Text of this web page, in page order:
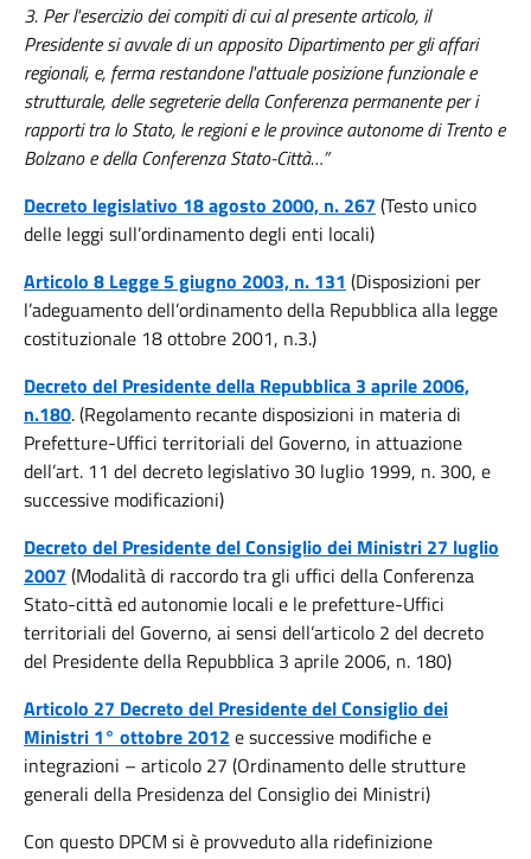
3. Per l'esercizio dei compiti di cui al presente articolo, il
Presidente si avvale di un apposito Dipartimento per gli affari
regionali, e, ferma restandone l'attuale posizione funzionale e
strutturale, delle segreterie della Conferenza permanente per i
rapporti tra lo Stato, le regioni e le province autonome di Trento e
Bolzano e della Conferenza Stato-Città…”
Decreto legislativo 18 agosto 2000, n. 267 (Testo unico
delle leggi sull’ordinamento degli enti locali)
Articolo 8 Legge 5 giugno 2003, n. 131 (Disposizioni per
l’adeguamento dell’ordinamento della Repubblica alla legge
costituzionale 18 ottobre 2001, n.3.)
Decreto del Presidente della Repubblica 3 aprile 2006,
n.180. (Regolamento recante disposizioni in materia di
Prefetture-Uffici territoriali del Governo, in attuazione
dell’art. 11 del decreto legislativo 30 luglio 1999, n. 300, e
successive modificazioni)
Decreto del Presidente del Consiglio dei Ministri 27 luglio
2007 (Modalità di raccordo tra gli uffici della Conferenza
Stato-città ed autonomie locali e le prefetture-Uffici
territoriali del Governo, ai sensi dell’articolo 2 del decreto
del Presidente della Repubblica 3 aprile 2006, n. 180)
Articolo 27 Decreto del Presidente del Consiglio dei
Ministri 1° ottobre 2012 e successive modifiche e
integrazioni – articolo 27 (Ordinamento delle strutture
generali della Presidenza del Consiglio dei Ministri)
Con questo DPCM si è provveduto alla ridefinizione